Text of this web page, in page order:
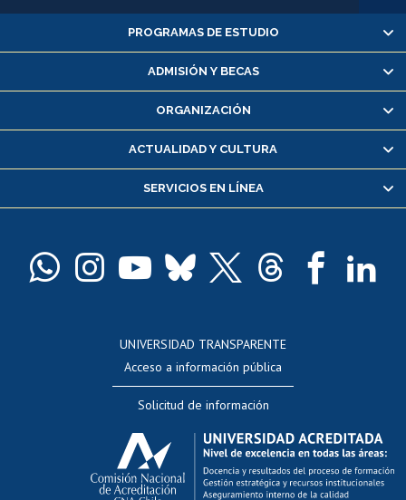
Alumnas/os y exalumnas/os
Matrícula en línea
Inscripción y cambio de asignaturas
Consulta y certificado de notas
Servicio médico y dental
Pago de arancel y crédito alumnos
Docentes
Evaluación docente
Calificación académica
Postulación al AUCAI
Funcionarias/os
PROGRAMAS DE ESTUDIO
ADMISIÓN Y BECAS
ORGANIZACIÓN
ACTUALIDAD Y CULTURA
SERVICIOS EN LÍNEA
UNIVERSIDAD TRANSPARENTE
Acceso a información pública
Solicitud de información